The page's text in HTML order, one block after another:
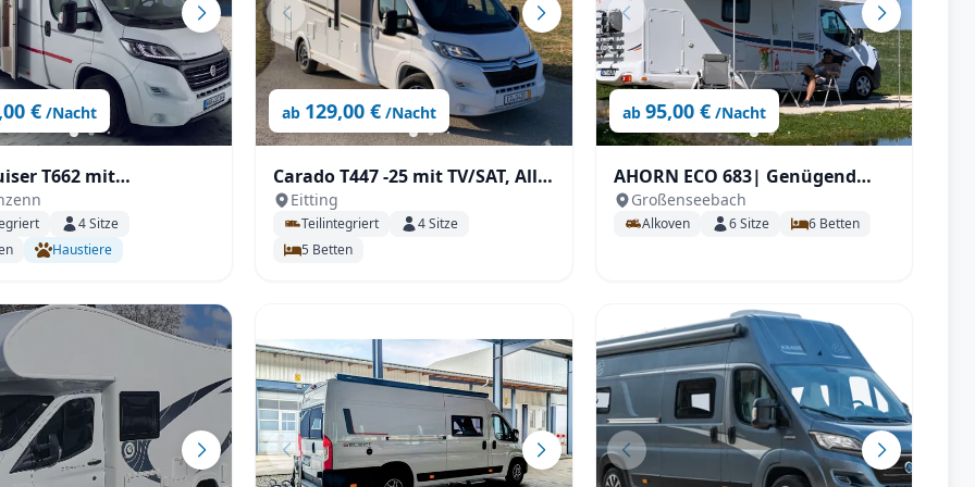
€ /Nacht
T662 mit
(C1) mit
SAT & TV,
uvm.
4 Sitze
Haustiere
ab 129,00 € /Nacht
Carado T447 -25 mit TV/SAT, All-
inklusive Paket
Eitting
Teilintegriert 4Sitze
5 Betten
ab 95,00 € /Nacht
AHORN ECO 683| Genügend
Raum für Familien mit Klima
etc.
Großenseebach
Alkoven 6 Sitze 6 Betten